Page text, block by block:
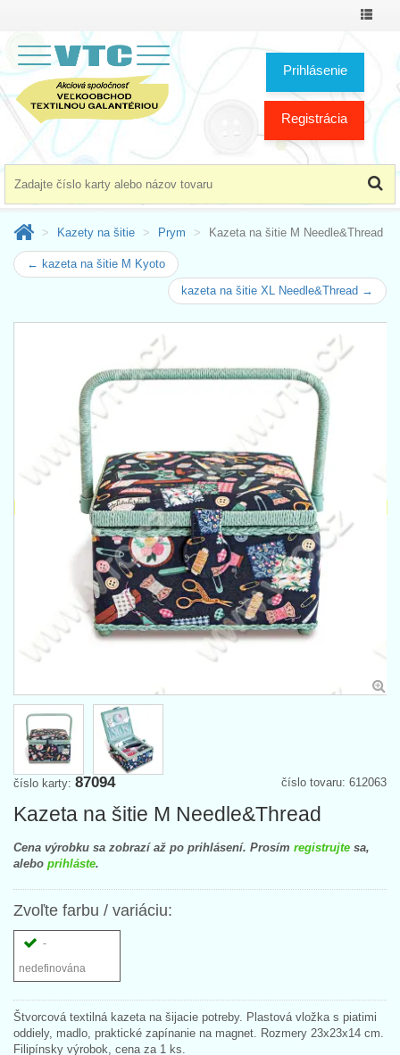
Prepnúť
Prihlásenie
Registrácia
Kazety na šitie Prym Kazeta na šitie M Needle&Thread
← kazeta na šitie M Kyoto
kazeta na šitie XL Needle&Thread →
číslo tovaru: 612063
číslo karty: 87094
Kazeta na šitie M Needle&Thread
Cena výrobku sa zobrazí až po prihlásení. Prosím registrujte sa,
alebo prihláste.
Zvoľte farbu / variáciu:
-
nedefinována
Štvorcová textilná kazeta na šijacie potreby. Plastová vložka s piatimi
oddiely, madlo, praktické zapínanie na magnet. Rozmery 23x23x14 cm.
Filipínsky výrobok, cena za 1 ks.